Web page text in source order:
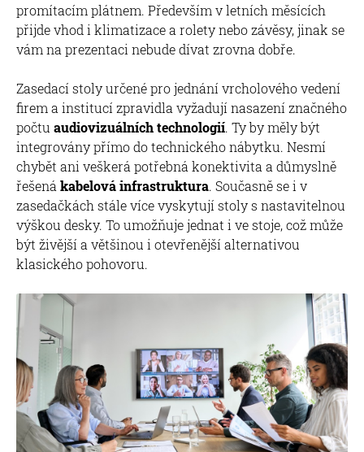
promítacím plátnem. Především v letních měsících
přijde vhod i klimatizace a rolety nebo závěsy, jinak se
vám na prezentaci nebude dívat zrovna dobře.
Zasedací stoly určené pro jednání vrcholového vedení
firem a institucí zpravidla vyžadují nasazení značného
počtu audiovizuálních technologií. Ty by měly být
integrovány přímo do technického nábytku. Nesmí
chybět ani veškerá potřebná konektivita a důmyslně
řešená kabelová infrastruktura. Současně se i v
zasedačkách stále více vyskytují stoly s nastavitelnou
výškou desky. To umožňuje jednat i ve stoje, což může
být živější a většinou i otevřenější alternativou
klasického pohovoru.